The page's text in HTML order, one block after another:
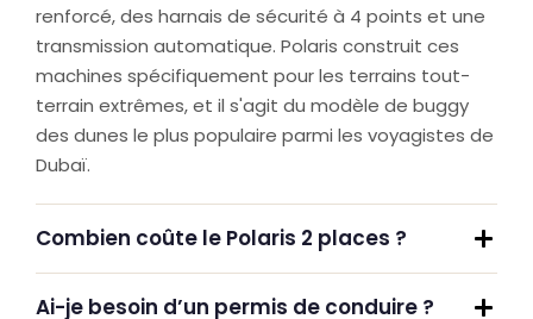
renforcé, des harnais de sécurité à 4 points et une
transmission automatique. Polaris construit ces
machines spécifiquement pour les terrains tout-
terrain extrêmes, et il s'agit du modèle de buggy
des dunes le plus populaire parmi les voyagistes de
Dubaï.
Combien coûte le Polaris 2 places ?
Ai-je besoin d’un permis de conduire ?